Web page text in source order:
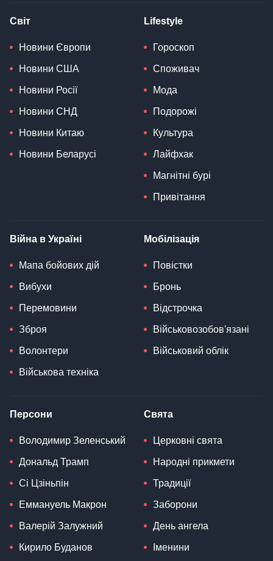
Світ
Новини Європи
Новини США
Новини Росії
Новини СНД
Новини Китаю
Новини Беларусі
Lifestyle
Гороскоп
Споживач
Мода
Подорожі
Культура
Лайфхак
Магнітні бурі
Привітання
Війна в Україні
Мапа бойових дій
Вибухи
Перемовини
Зброя
Волонтери
Військова техніка
Мобілізація
Повістки
Бронь
Відстрочка
Військовозобов'язані
Військовий облік
Персони
Володимир Зеленський
Дональд Трамп
Сі Цзіньпін
Еммануель Макрон
Валерій Залужний
Кирило Буданов
Свята
Церковні свята
Народні прикмети
Традиції
Заборони
День ангела
Іменини